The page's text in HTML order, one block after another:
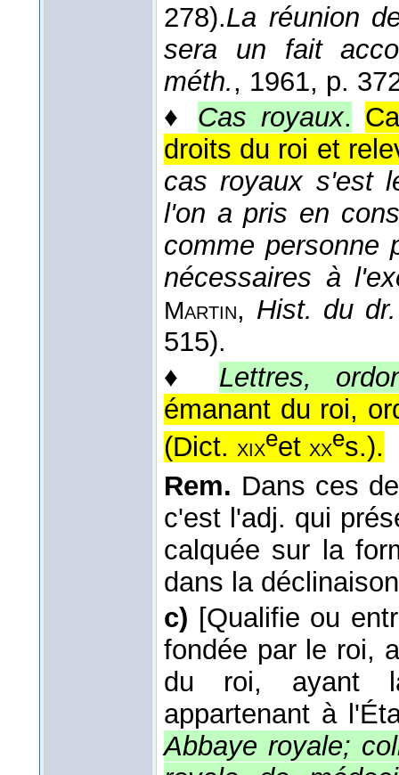
278).La réunion
sera un fait
méth., 1961, p.
♦ Cas royaux.
droits du roi et
cas royaux s'est
l'on a pris en
comme personne
nécessaires à
Martin, Hist. du
515).
♦ Lettres,
émanant du roi,
(Dict. xixeet xxes.).
Rem. Dans ces
c'est l'adj. qui
calquée sur la
dans la
c) [Qualifie ou
fondée par le roi,
du roi, ayant
appartenant à
Abbaye royale;